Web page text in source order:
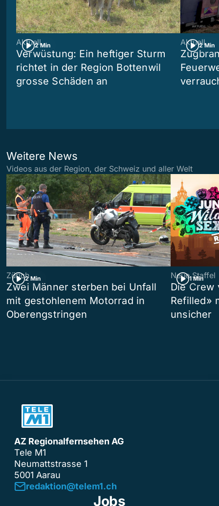
2 Min
Aktuell
Verwüstung: Ein heftiger Sturm
richtet in der Region Bottenwil
grosse Schäden an
2 Min
Aktuell
Weitere News
Videos aus der Region, der Schweiz und aller Welt
2 Min
Zürich
Zwei Männer sterben bei Unfall
mit gestohlenem Motorrad in
Oberengstringen
1 Min
Neue Staffel
Die Crew
Refilled»
unsicher
AZ Regionalfernsehen AG
Tele M1
Neumattstrasse 1
5001 Aarau
redaktion@telem1.ch
Jobs